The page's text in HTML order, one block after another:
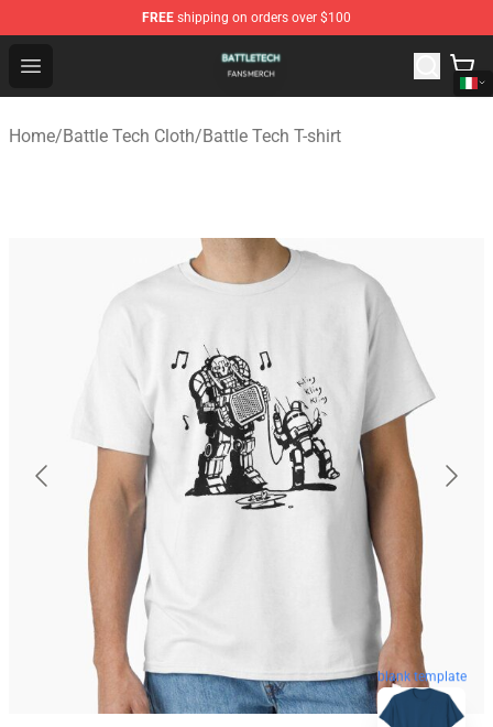
FREE shipping on orders over $100
Open menu
Battle Tech Shop - Official Battle Tech Merchandise Store
Home/Battle Tech Cloth/Battle Tech T-shirt
blank template